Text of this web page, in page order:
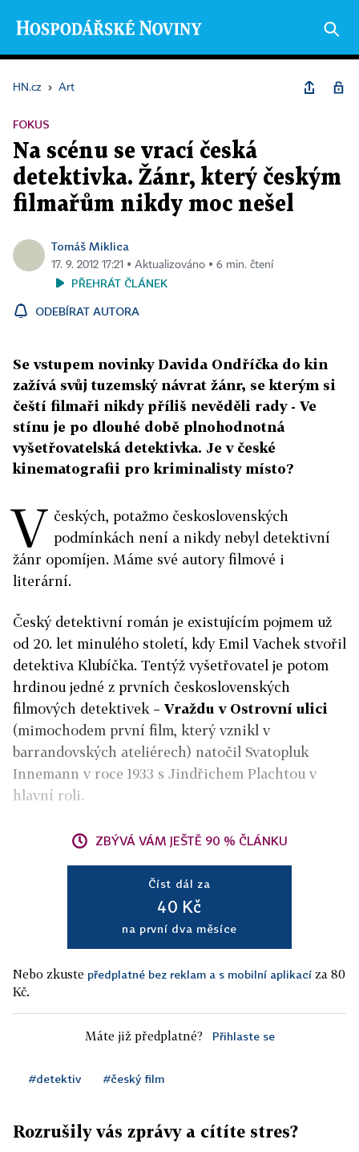
HN.cz › Art
FOKUS
Na scénu se vrací česká
detektivka. Žánr, který českým
filmařům nikdy moc nešel
Tomáš Miklica
17. 9. 2012 17:21 ▪ Aktualizováno ▪ 6 min. čtení
PŘEHRÁT ČLÁNEK
ODEBÍRAT AUTORA
Se vstupem novinky Davida Ondříčka do kin
zažívá svůj tuzemský návrat žánr, se kterým si
čeští filmaři nikdy příliš nevěděli rady - Ve
stínu je po dlouhé době plnohodnotná
vyšetřovatelská detektivka. Je v české
kinematografii pro kriminalisty místo?
V českých, potažmo československých
podmínkách není a nikdy nebyl detektivní
žánr opomíjen. Máme své autory filmové i
literární.
Český detektivní román je existujícím pojmem už
od 20. let minulého století, kdy Emil Vachek stvořil
detektiva Klubíčka. Tentýž vyšetřovatel je potom
hrdinou jedné z prvních československých
filmových detektivek – Vraždu v Ostrovní ulici
(mimochodem první film, který vznikl v
barrandovských ateliérech) natočil Svatopluk
Innemann v roce 1933 s Jindřichem Plachtou v
hlavní roli.
ZBÝVÁ VÁM JEŠTĚ 90 % ČLÁNKU
Číst dál za
40 Kč
na první dva měsíce
Nebo zkuste předplatné bez reklam a s mobilní aplikací za 80
Kč.
Máte již předplatné? Přihlaste se
#detektiv #český film
Rozrušily vás zprávy a cítíte stres?